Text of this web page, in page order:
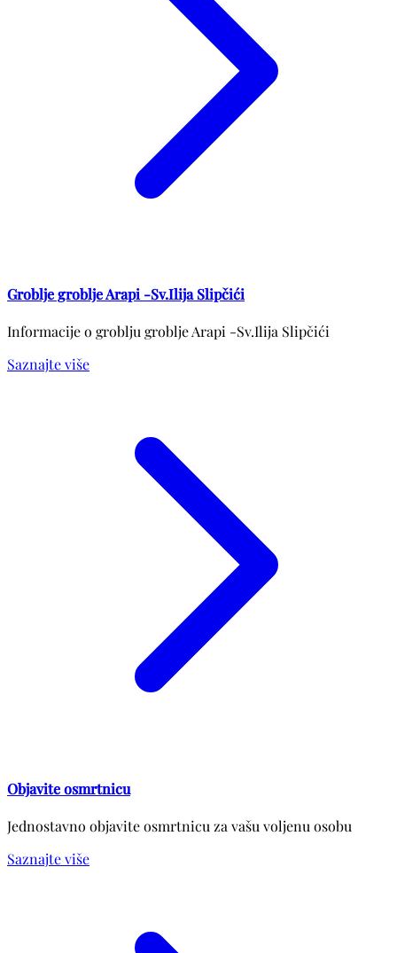
Groblje groblje Arapi -Sv.Ilija Slipčići
Informacije o groblju groblje Arapi -Sv.Ilija Slipčići
Saznajte više
Objavite osmrtnicu
Jednostavno objavite osmrtnicu za vašu voljenu osobu
Saznajte više